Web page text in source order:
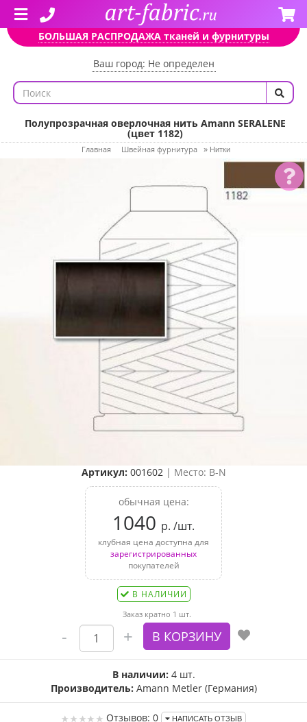
БОЛЬШАЯ РАСПРОДАЖА тканей и фурнитуры
Ваш город: Не определен
Полупрозрачная оверлочная нить Amann SERALENE
(цвет 1182)
Главная Швейная фурнитура » Нитки
Артикул: 001602| Место: B-N
обычная цена:
1040 р. /шт.
клубная цена доступна для
зарегистрированных
покупателей
В НАЛИЧИИ
Заказ кратно 1 шт.
В наличии: 4 шт.
Производитель: Amann Metler (Германия)
Отзывов: 0 НАПИСАТЬ ОТЗЫВ